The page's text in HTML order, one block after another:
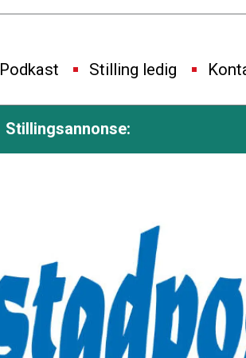
Podkast Stilling ledig
Stillingsannonse: